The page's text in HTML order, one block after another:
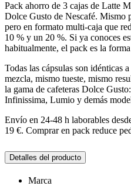
Pack ahorro de 3 cajas de Latte
Dolce Gusto de Nescafé. Mismo
pero en formato multi-caja que
10 % y un 20 %. Si ya conoces
habitualmente, el pack es la
Todas las cápsulas son idénticas
mezcla, mismo tueste, mismo
la gama de cafeteras Dolce
Infinissima, Lumio y demás
Envío en 24-48 h laborables
19 €. Comprar en pack reduce
Detalles del producto
Marca